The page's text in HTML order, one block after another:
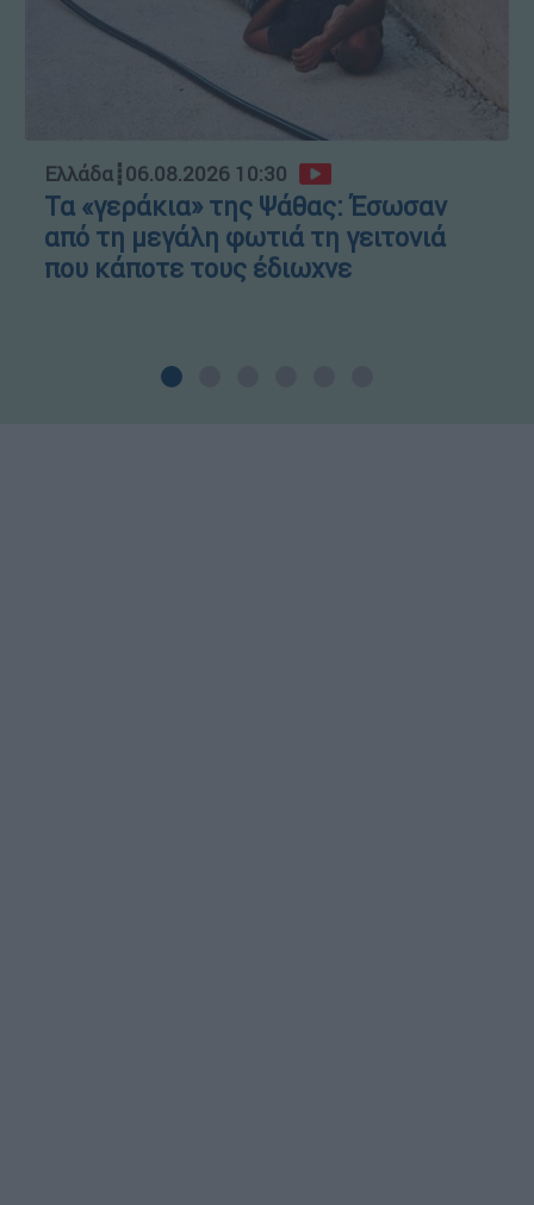
Ελλάδα┋06.08.2026 10:30
Τα «γεράκια» της Ψάθας: Έσωσαν
από τη μεγάλη φωτιά τη γειτονιά
που κάποτε τους έδιωχνε